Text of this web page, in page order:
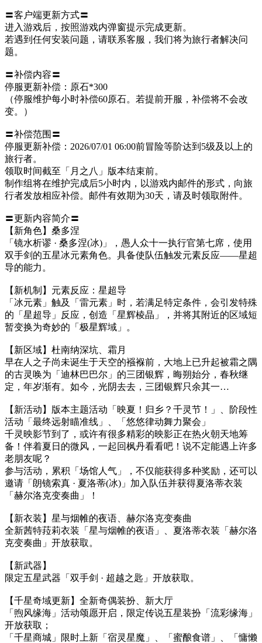
〓客户端更新方式〓
进入游戏后，按照游戏内弹窗提示完成更新。
若遇到任何安装问题，请联系客服，我们将为旅行者解决问
题。
〓补偿内容〓
停服更新补偿：原石*300
（停服维护每小时补偿60原石。若提前开服，补偿将不会改
变。）
〓补偿范围〓
停服更新补偿：2026/07/01 06:00前冒险等阶达到5级及以上的
旅行者。
领取时间截至「月之八」版本结束前。
制作组将在维护完成后5小时内，以游戏内邮件的形式，向旅
行者发放相应补偿。邮件有效期为30天，请及时领取附件。
〓更新内容简介〓
【新角色】桑多涅
「镜水析谬 · 桑多涅(冰)」，愚人众十一执行官第七席，使用
双手剑的五星冰元素角色。具备使队伍触发元素反应——星超
导的能力。
【新机制】元素反应：星超导
「冰元素」触及「雷元素」时，若满足特定条件，会引发特殊
的「星超导」反应，创造「星辉棱晶」，并将其附近的区域短
暂变换为奇妙的「极星辉域」。
【新区域】杜南纳深坑、霜月
早在人之子尚未诞生于天空的襁褓前，大地上已升起被霜之隅
的古灵唤为「迪林巴巴尔」的三团银辉，晦朔始分，春秋继
定，年岁渐有。如今，光阴去去，三团银辉只余其一…
【新活动】版本主题活动「映夏！归乡？千灵节！」、阶段性
活动「最终远射瞄准线」、「悠悠律动舞力聚会」
千灵映影节到了，或许有很多精彩的映影正在热火朝天地筹
备！伴着夏日的微风，一起回枫丹看看吧！说不定能遇上许多
老朋友呢？
参与活动，累积「场馆人气」，不仅能获得多种奖励，还可以
邀请「朗镜索真 · 夏洛蒂(冰)」加入队伍并获得夏洛蒂衣装
「赫尔洛克变奏曲」！
【新衣装】星与烟帷的夜语、赫尔洛克变奏曲
全新茜特菈莉衣装「星与烟帷的夜语」、夏洛蒂衣装「赫尔洛
克变奏曲」开放获取。
【新武器】
限定五星武器「双手剑 · 超越之匙」开放获取。
【千星奇域更新】全新奇偶装扮、新大厅
「煦风缘海」活动颂愿开启，限定传说五星装扮「流彩缘海」
开放获取；
「千星商城」限时上新「宿灵星魔」、「蜜酿食谱」、「慵懒